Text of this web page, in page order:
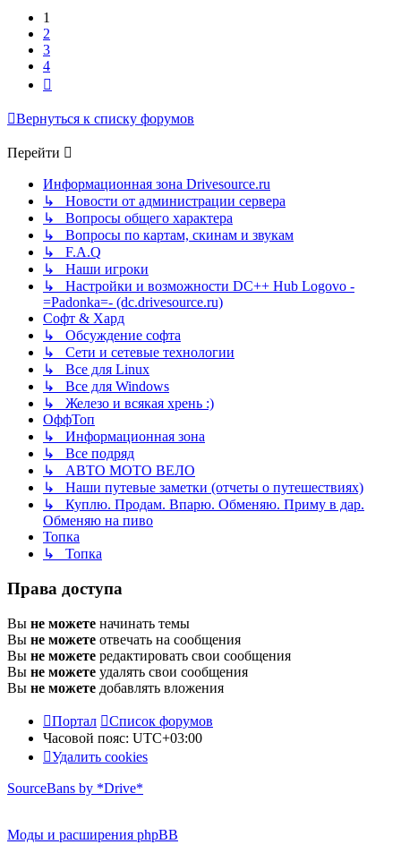
1
2
3
4
Вернуться к списку форумов
Перейти
Информационная зона Drivesource.ru
↳ Новости от администрации сервера
↳ Вопросы общего характера
↳ Вопросы по картам, скинам и звукам
↳ F.A.Q
↳ Наши игроки
↳ Настройки и возможности DC++ Hub Logovo -
=Padonka=- (dc.drivesource.ru)
Софт & Хард
↳ Обсуждение софта
↳ Сети и сетевые технологии
↳ Все для Linux
↳ Все для Windows
↳ Железо и всякая хрень :)
ОффТоп
↳ Информационная зона
↳ Все подряд
↳ АВТО МОТО ВЕЛО
↳ Наши путевые заметки (отчеты о путешествиях)
↳ Куплю. Продам. Впарю. Обменяю. Приму в дар.
Обменяю на пиво
Топка
↳ Топка
Права доступа
Вы не можете начинать темы
Вы не можете отвечать на сообщения
Вы не можете редактировать свои сообщения
Вы не можете удалять свои сообщения
Вы не можете добавлять вложения
Портал
Список форумов
Часовой пояс: UTC+03:00
Удалить cookies
SourceBans by *Drive*
Моды и расширения phpBB